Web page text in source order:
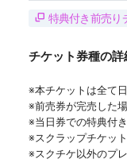
特典付き前売り
チケット券種の詳
※本チケットは全て
※前売券が完売した
※当日券での特典付
※スクラップチケッ
※スクチケ以外のプ